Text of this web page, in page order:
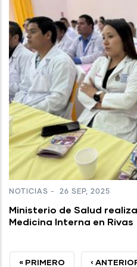
NOTICIAS - 26 SEP, 2025
Ministerio de Salud
Medicina Interna en Rivas
PRIMERA
« PRIMERO
PÁGINA
‹